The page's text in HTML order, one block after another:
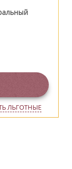
ЛЬГОТНЫЕ